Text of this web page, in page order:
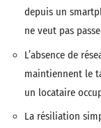
depuis un
ne veut pas
L’absence de
maintiennent le
un locataire
La résiliation